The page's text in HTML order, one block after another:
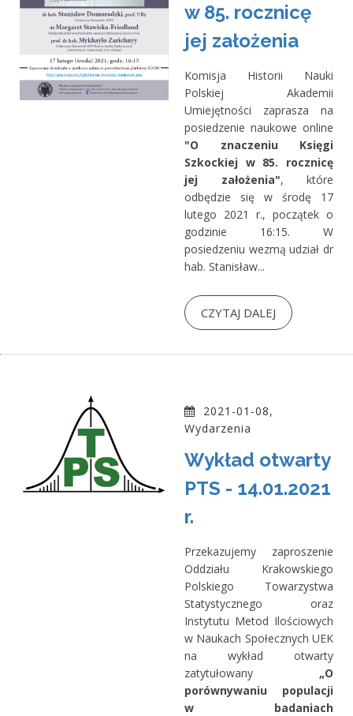
w 85. rocznicę
jej założenia
Komisja Historii Nauki
Polskiej Akademii
Umiejętności zaprasza na
posiedzenie naukowe online
"O znaczeniu Księgi
Szkockiej w 85. rocznicę
jej założenia", które
odbędzie się w środę 17
lutego 2021 r., początek o
godzinie 16:15. W
posiedzeniu wezmą udział dr
hab. Stanisław...
CZYTAJ DALEJ
2021-01-08,
Wydarzenia
Wykład otwarty
PTS - 14.01.2021
r.
Przekazujemy zaproszenie
Oddziału Krakowskiego
Polskiego Towarzystwa
Statystycznego oraz
Instytutu Metod Ilościowych
w Naukach Społecznych UEK
na wykład otwarty
zatytułowany „O
porównywaniu populacji
w badaniach